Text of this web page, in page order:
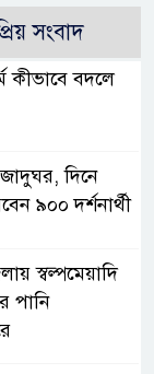
সংবাদ
কীভাবে বদলে
দিনে
৯০০ দর্শনার্থী
স্বল্পমেয়াদি
পানি